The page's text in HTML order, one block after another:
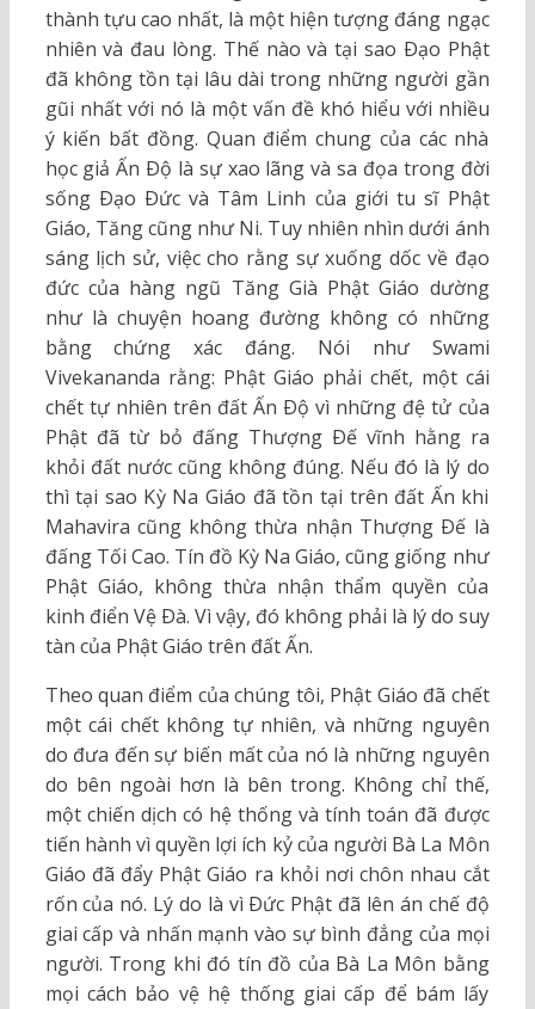
thành tựu cao nhất, là một hiện tượng đáng ngạc
nhiên và đau lòng. Thế nào và tại sao Ðạo Phật
đã không tồn tại lâu dài trong những người gần
gũi nhất với nó là một vấn đề khó hiểu với nhiều
ý kiến bất đồng. Quan điểm chung của các nhà
học giả Ấn Ðộ là sự xao lãng và sa đọa trong đời
sống Ðạo Ðức và Tâm Linh của giới tu sĩ Phật
Giáo, Tăng cũng như Ni. Tuy nhiên nhìn dưới ánh
sáng lịch sử, việc cho rằng sự xuống dốc về đạo
đức của hàng ngũ Tăng Già Phật Giáo dường
như là chuyện hoang đường không có những
bằng chứng xác đáng. Nói như Swami
Vivekananda rằng: Phật Giáo phải chết, một cái
chết tự nhiên trên đất Ấn Ðộ vì những đệ tử của
Phật đã từ bỏ đấng Thượng Ðế vĩnh hằng ra
khỏi đất nước cũng không đúng. Nếu đó là lý do
thì tại sao Kỳ Na Giáo đã tồn tại trên đất Ấn khi
Mahavira cũng không thừa nhận Thượng Ðế là
đấng Tối Cao. Tín đồ Kỳ Na Giáo, cũng giống như
Phật Giáo, không thừa nhận thẩm quyền của
kinh điển Vệ Ðà. Vì vậy, đó không phải là lý do suy
tàn của Phật Giáo trên đất Ấn.
Theo quan điểm của chúng tôi, Phật Giáo đã chết
một cái chết không tự nhiên, và những nguyên
do đưa đến sự biến mất của nó là những nguyên
do bên ngoài hơn là bên trong. Không chỉ thế,
một chiến dịch có hệ thống và tính toán đã được
tiến hành vì quyền lợi ích kỷ của người Bà La Môn
Giáo đã đẩy Phật Giáo ra khỏi nơi chôn nhau cắt
rốn của nó. Lý do là vì Ðức Phật đã lên án chế độ
giai cấp và nhấn mạnh vào sự bình đẳng của mọi
người. Trong khi đó tín đồ của Bà La Môn bằng
mọi cách bảo vệ hệ thống giai cấp để bám lấy